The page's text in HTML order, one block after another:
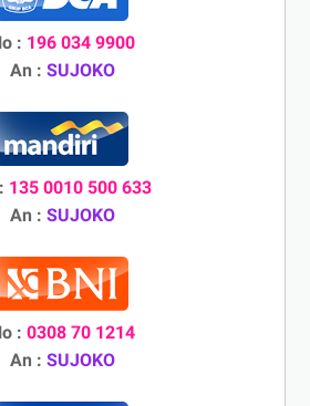
: 196 034 9900
An : SUJOKO
135 0010 500 633
An : SUJOKO
: 0308 70 1214
An : SUJOKO